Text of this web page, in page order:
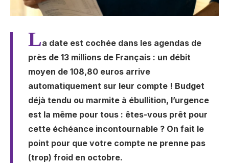
La date est cochée dans les agendas de
près de 13 millions de Français : un débit
moyen de 108,80 euros arrive
automatiquement sur leur compte ! Budget
déjà tendu ou marmite à ébullition, l’urgence
est la même pour tous : êtes-vous prêt pour
cette échéance incontournable ? On fait le
point pour que votre compte ne prenne pas
(trop) froid en octobre.